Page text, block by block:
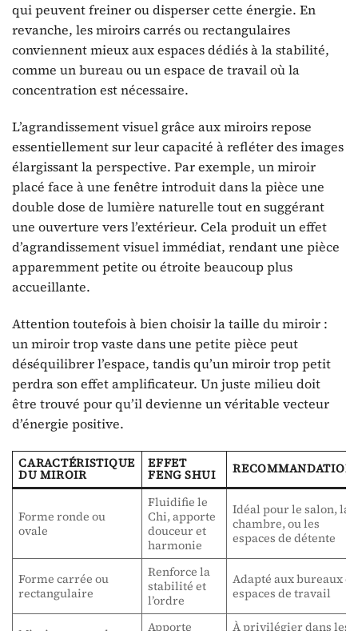
qui peuvent freiner ou disperser cette énergie. En
revanche, les miroirs carrés ou rectangulaires
conviennent mieux aux espaces dédiés à la stabilité,
comme un bureau ou un espace de travail où la
concentration est nécessaire.
L’agrandissement visuel grâce aux miroirs repose
essentiellement sur leur capacité à refléter des images
élargissant la perspective. Par exemple, un miroir
placé face à une fenêtre introduit dans la pièce une
double dose de lumière naturelle tout en suggérant
une ouverture vers l’extérieur. Cela produit un effet
d’agrandissement visuel immédiat, rendant une pièce
apparemment petite ou étroite beaucoup plus
accueillante.
Attention toutefois à bien choisir la taille du miroir :
un miroir trop vaste dans une petite pièce peut
déséquilibrer l’espace, tandis qu’un miroir trop petit
perdra son effet amplificateur. Un juste milieu doit
être trouvé pour qu’il devienne un véritable vecteur
d’énergie positive.
CARACTÉRISTIQUE
DU MIROIR
EFFET
FENG SHUI
Forme ronde ou
ovale
Fluidifie le
Chi, apporte
douceur et
harmonie
Idéal pour le salon, la
chambre, ou les
espaces de détente
Forme carrée ou
rectangulaire
Renforce la
stabilité et
l’ordre
Adapté aux bureaux et
espaces de travail
Apporte
À privilégier dans les